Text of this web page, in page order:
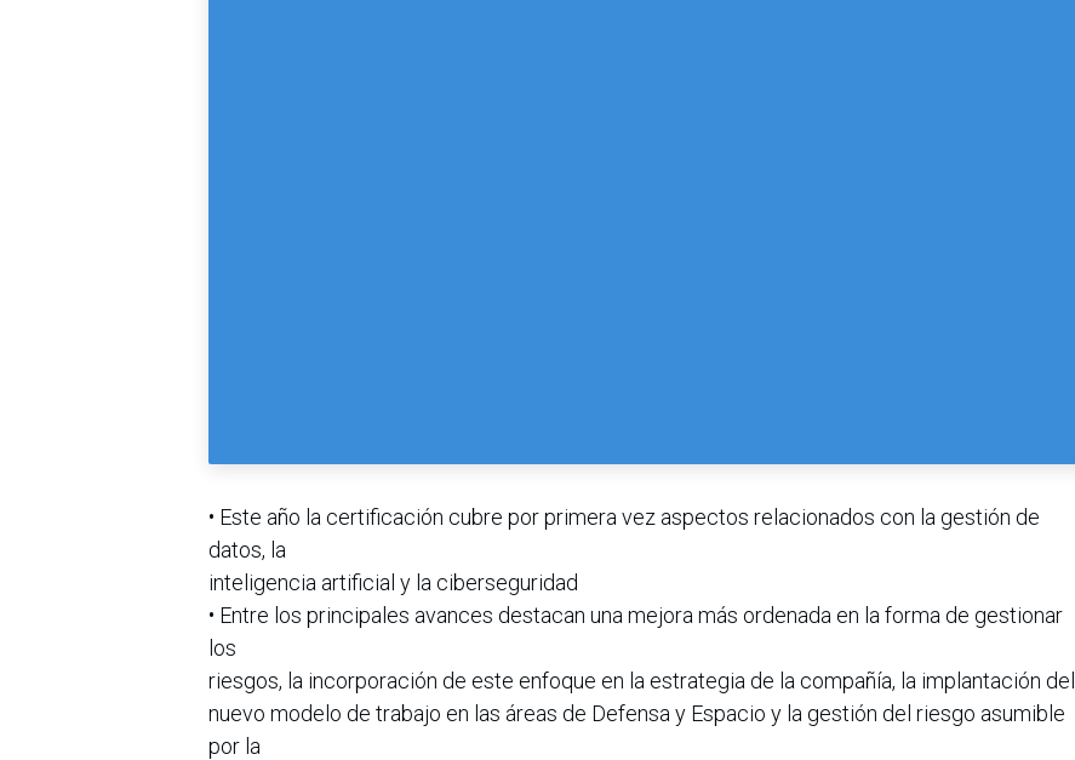
• Este año la certificación cubre por primera vez aspectos relacionados con la gestión de
datos, la
inteligencia artificial y la ciberseguridad
• Entre los principales avances destacan una mejora más ordenada en la forma de gestionar
los
riesgos, la incorporación de este enfoque en la estrategia de la compañía, la implantación del
nuevo modelo de trabajo en las áreas de Defensa y Espacio y la gestión del riesgo asumible
por la